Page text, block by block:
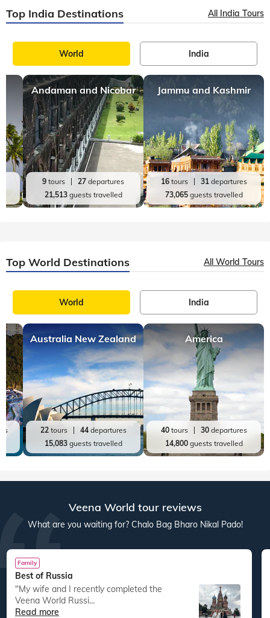
Top India Destinations All India Tours
World India
Andaman and Nicobar
9 tours 27 departures
21,513guests travelled
Jammu and Kashmir
16tours 31departures
73,065guests travelled
Top World Destinations All World Tours
World India
Australia New Zealand
22tours 44departures
15,083guests travelled
America
40tours 30departures
14,800guests travelled
Veena World tour reviews
What are you waiting for? Chalo Bag Bharo Nikal Pado!
Family
Best of Russia
"My wife and I recently completed the
Veena World Russi...
Read more